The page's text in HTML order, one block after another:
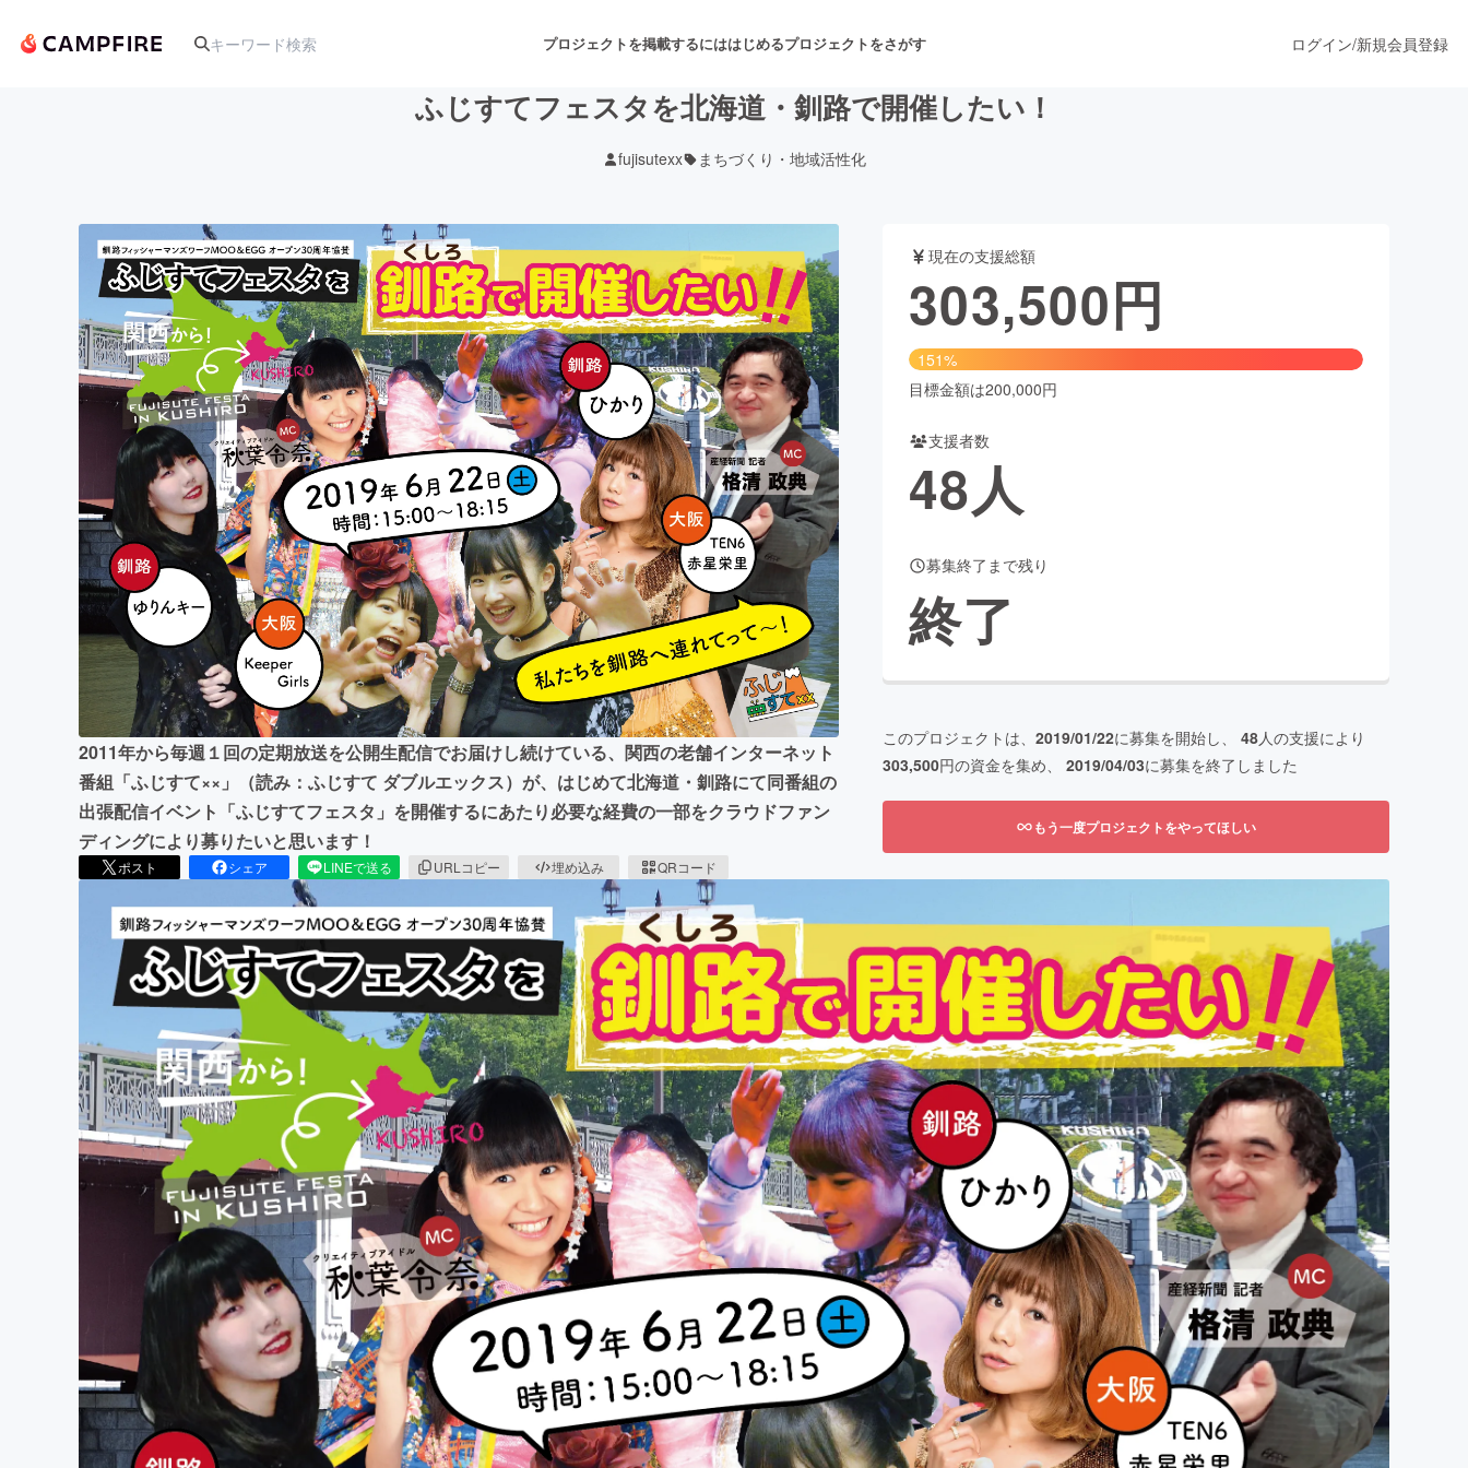
プロジェクトを掲載するにははじめるプロジェクトをさがす
アート・写真 音楽 舞台・パフォーマンス
テクノロジー・ガジェット ゲーム・サービス開発 フード・飲食店 ファッション
映像・映画 書籍・雑誌出版 アニメ・漫画
ビジネス・起業 チャレンジ ビューティー・ヘルスケア
まちづくり・地域活性化
CAMPFIRE for Social Good
CAMPFIRE Creation
CAMPFIREふるさと納税machi-yaコミュニティ
ログイン/新規会員登録
ふじすてフェスタを北海道・釧路で開催したい！
fujisutexx まちづくり・地域活性化
2011年から毎週１回の定期放送を公開生配信でお届けし続けている、関西の老舗インターネット
番組「ふじすて××」（読み：ふじすて ダブルエックス）が、はじめて北海道・釧路にて同番組の
出張配信イベント「ふじすてフェスタ」を開催するにあたり必要な経費の一部をクラウドファン
ディングにより募りたいと思います！
ポスト シェア LINEで送る URLコピー 埋め込み QRコード
現在の支援総額
303,500円
151%
目標金額は200,000円
支援者数
48人
募集終了まで残り
終了
このプロジェクトは、 2019/01/22に募集を開始し、 48人の支援により
303,500円の資金を集め、 2019/04/03に募集を終了しました
もう一度プロジェクトをやってほしい